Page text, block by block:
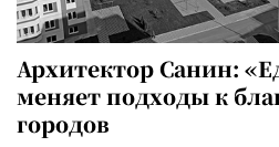
Архитектор Санин:
меняет подходы к
городов